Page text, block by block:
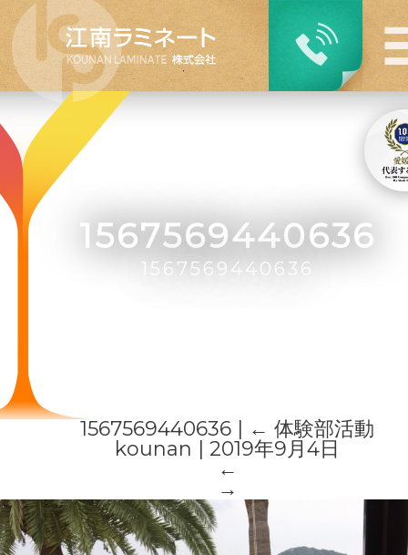
1567569440636
1567569440636 ←体験部活動
kounan
|2019年9月4日
←
→